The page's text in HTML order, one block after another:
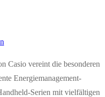
Casio vereint die besonderen
Energiemanagement-
Serien mit vielfältigen